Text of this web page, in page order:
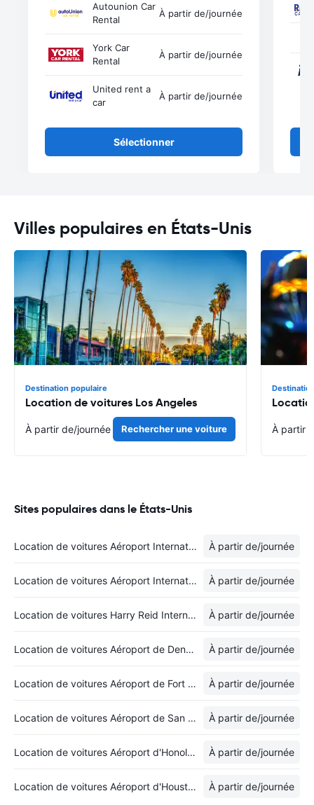
Autounion Car
Rental
À partir de/journée
York Car
Rental
À partir de/journée
United rent a
car
À partir de/journée
Sélectionner
Villes populaires en États-Unis
Destination populaire
Location de voitures Los Angeles
À partir de/journée Rechercher une voiture À partir
Sites populaires dans le États-Unis
Location de voitures Aéroport International de Los Angeles À partir de/journée
Location de voitures Aéroport International de Miami À partir de/journée
Location de voitures Harry Reid International Airport À partir de/journée
Location de voitures Aéroport de Denver À partir de/journée
Location de voitures Aéroport de Fort Lauderdale À partir de/journée
Location de voitures Aéroport de San Francisco À partir de/journée
Location de voitures Aéroport d'Honolulu À partir de/journée
Location de voitures Aéroport d'Houston-George Bush À partir de/journée